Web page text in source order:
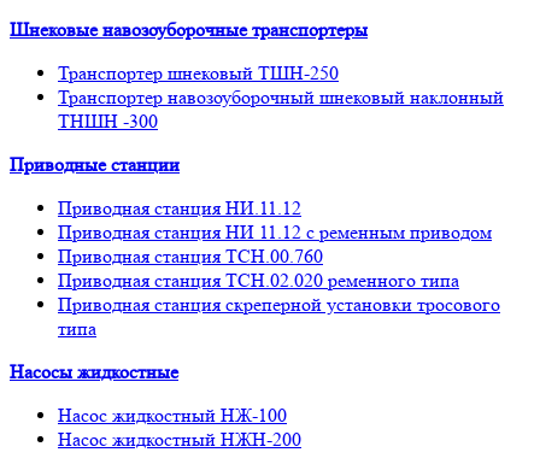
Шнековые навозоуборочные транспортеры
Транспортер шнековый ТШН-250
Транспортер навозоуборочный шнековый наклонный
ТНШН -300
Приводные станции
Приводная станция НИ.11.12
Приводная станция НИ 11.12 с ременным приводом
Приводная станция ТСН.00.760
Приводная станция ТСН.02.020 ременного типа
Приводная станция скреперной установки тросового
типа
Насосы жидкостные
Насос жидкостный НЖ-100
Насос жидкостный НЖН-200